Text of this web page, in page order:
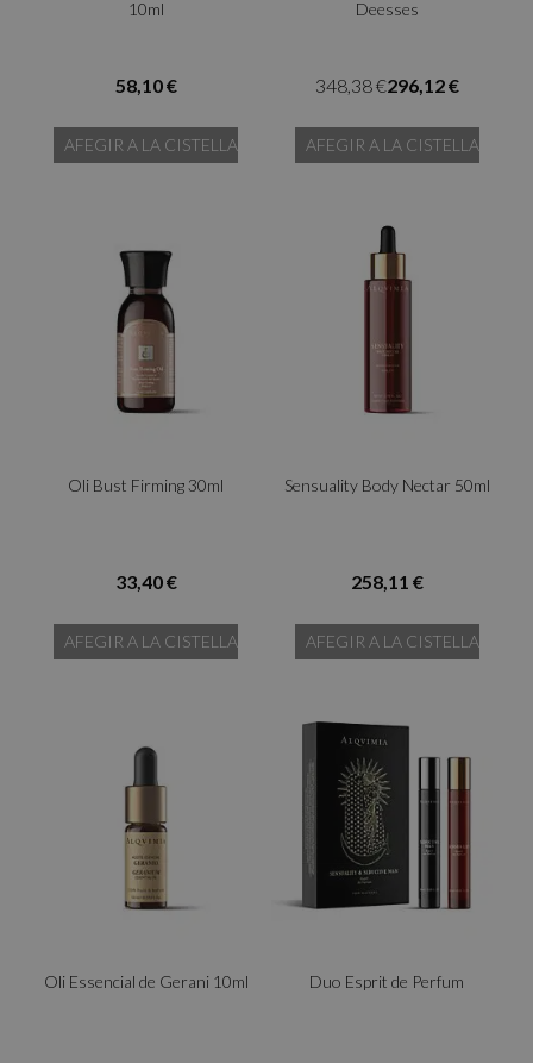
10ml
58,10 €
AFEGIR A LA CISTELLA
Deesses
296,12 €
348,38 €
AFEGIR A LA CISTELLA
Oli Bust Firming 30ml
33,40 €
AFEGIR A LA CISTELLA
Sensuality Body Nectar 50ml
258,11 €
AFEGIR A LA CISTELLA
Oli Essencial de Gerani 10ml Duo Esprit de Perfum